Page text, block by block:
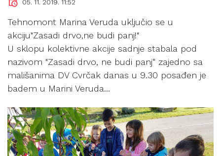
05. 11. 2019. 11:52
Tehnomont Marina Veruda uključio se u
akciju"Zasadi drvo,ne budi panj!"
U sklopu kolektivne akcije sadnje stabala pod
nazivom "Zasadi drvo, ne budi panj“ zajedno sa
mališanima DV Cvrčak danas u 9.30 posađen je
badem u Marini Veruda...